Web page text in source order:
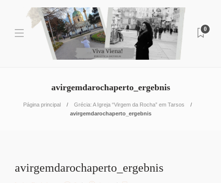
0
avirgemdarochaperto_ergebnis
Página principal
Grécia: A Igreja “Virgem da Rocha” em Tarsos
avirgemdarochaperto_ergebnis
avirgemdarochaperto_ergebnis